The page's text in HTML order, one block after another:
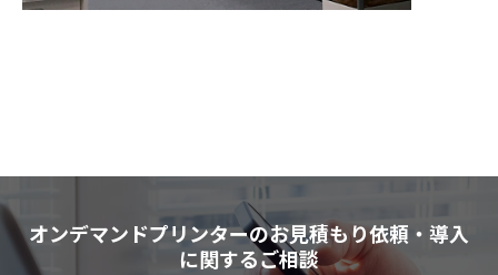
オンデマンドプリンターのお見積もり依頼・導入
に関するご相談